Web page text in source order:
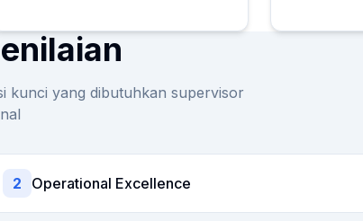
kunci yang dibutuhkan supervisor
2 Operational Excellence